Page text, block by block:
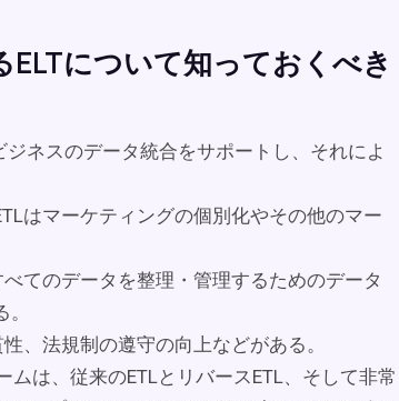
について知っておくべき
ネスのデータ統合をサポートし、それによ
はマーケティングの個別化やその他のマー
てのデータを整理・管理するためのデータ
、法規制の遵守の向上などがある。
ムは、従来のETLとリバースETL、そして非常